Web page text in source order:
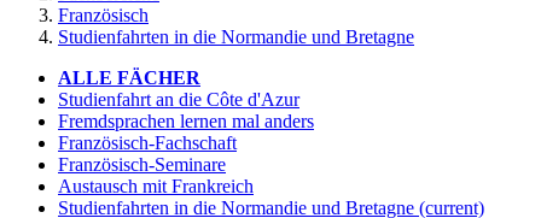
Französisch
Studienfahrten in die Normandie und Bretagne
ALLE FÄCHER
Studienfahrt an die Côte d'Azur
Fremdsprachen lernen mal anders
Französisch-Fachschaft
Französisch-Seminare
Austausch mit Frankreich
Studienfahrten in die Normandie und Bretagne (current)